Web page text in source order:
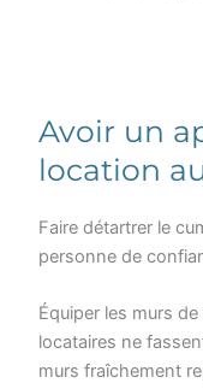
Avoir un
location
Faire détartrer le
personne de
Équiper les murs
locataires ne
murs fraîchement